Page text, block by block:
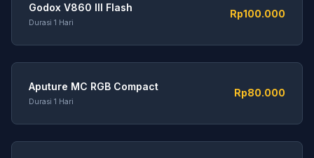
Godox V860 III Flash
Durasi 1 Hari
Rp100.000
Aputure MC RGB Compact
Durasi 1 Hari
Rp80.000